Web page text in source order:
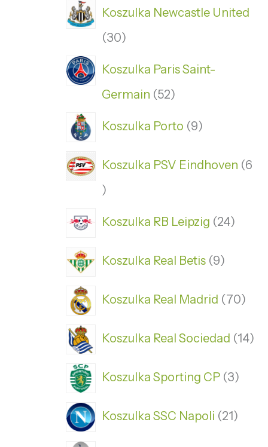
Koszulka Newcastle United
30
Koszulka Paris Saint-
Germain 52
Koszulka Porto 9
Koszulka PSV Eindhoven 6
Koszulka RB Leipzig 24
Koszulka Real Betis 9
Koszulka Real Madrid 70
Koszulka Real Sociedad 14
Koszulka Sporting CP 3
Koszulka SSC Napoli 21